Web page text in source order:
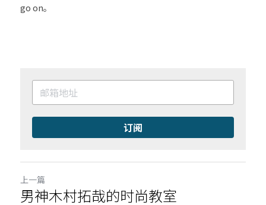
go on。
订阅
上一篇
男神木村拓哉的时尚教室